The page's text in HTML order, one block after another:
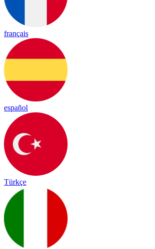
français
español
Türkçe